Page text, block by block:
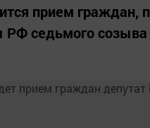
прием граждан,
РФ седьмого